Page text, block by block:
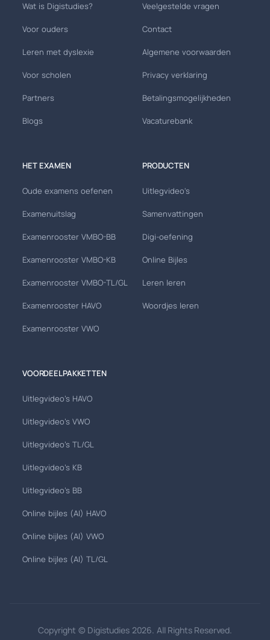
Wat is Digistudies?
Voor ouders
Leren met dyslexie
Voor scholen
Partners
Blogs
Veelgestelde vragen
Contact
Algemene voorwaarden
Privacy verklaring
Betalingsmogelijkheden
Vacaturebank
HET EXAMEN
Oude examens oefenen
Examenuitslag
Examenrooster VMBO-BB
Examenrooster VMBO-KB
Examenrooster VMBO-TL/GL
Examenrooster HAVO
Examenrooster VWO
PRODUCTEN
Uitlegvideo's
Samenvattingen
Digi-oefening
Online Bijles
Leren leren
Woordjes leren
VOORDEELPAKKETTEN
Uitlegvideo's HAVO
Uitlegvideo's VWO
Uitlegvideo's TL/GL
Uitlegvideo's KB
Uitlegvideo's BB
Online bijles (AI) HAVO
Online bijles (AI) VWO
Online bijles (AI) TL/GL
Copyright © Digistudies 2026. All Rights Reserved.